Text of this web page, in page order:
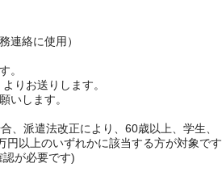
連絡に使用）
。
りお送りします。
いします。
、派遣法改正により、60歳以上、学生、
円以上のいずれかに該当する方が対象です
が必要です)